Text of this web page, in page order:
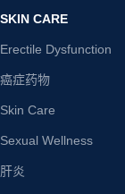
SKIN CARE
Erectile Dysfunction
癌症药物
Skin Care
Sexual Wellness
肝炎